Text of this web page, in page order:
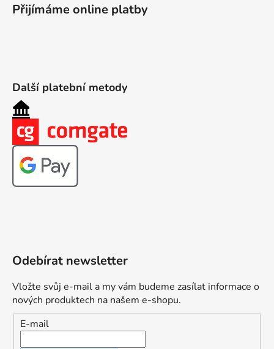
Přijímáme online platby
Další platební metody
Odebírat newsletter
Vložte svůj e-mail a my vám budeme zasílat informace o
nových produktech na našem e-shopu.
E-mail